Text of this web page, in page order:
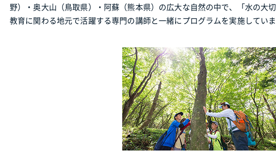
野）・奥大山（鳥取県）・阿蘇（熊本県）の広大な自然の中で、「水の
教育に関わる地元で活躍する専門の講師と一緒にプログラムを実施していま